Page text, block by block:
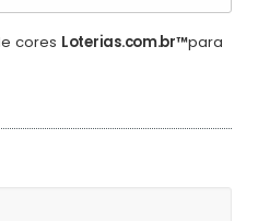
cores Loterias.com.br™para